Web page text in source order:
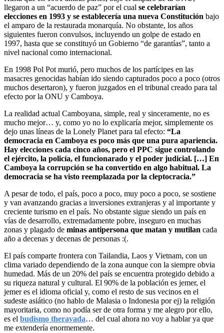
llegaron a un “acuerdo de paz” por el cual se celebrarían
elecciones en 1993 y se establecería una nueva Constitución bajo
el amparo de la restaurada monarquía. No obstante, los años
siguientes fueron convulsos, incluyendo un golpe de estado en
1997, hasta que se constituyó un Gobierno “de garantías”, tanto a
nivel nacional como internacional.
En 1998 Pol Pot murió, pero muchos de los partícipes en las
masacres genocidas habían ido siendo capturados poco a poco (otros
muchos desertaron), y fueron juzgados en el tribunal creado para tal
efecto por la ONU y Camboya.
La realidad actual Camboyana, simple, real y sinceramente, no es
mucho mejor… y, como yo no lo explicaría mejor, simplemente os
dejo unas líneas de la Lonely Planet para tal efecto: “La
democracia en Camboya es poco más que una pura apariencia.
Hay elecciones cada cinco años, pero el PPC sigue controlando
el ejército, la policía, el funcionarado y el poder judicial. […] En
Camboya la corrupción se ha convertido en algo habitual. La
democracia se ha visto reemplazada por la cleptocracia.”
A pesar de todo, el país, poco a poco, muy poco a poco, se sostiene
y van avanzando gracias a inversiones extranjeras y al importante y
creciente turismo en el país. No obstante sigue siendo un país en
vías de desarrollo, extremadamente pobre, inseguro en muchas
zonas y plagado de minas antipersona que matan y mutilan cada
año a decenas y decenas de personas :(.
El país comparte frontera con Tailandia, Laos y Vietnam, con un
clima variado dependiendo de la zona aunque con la siempre obvia
humedad. Más de un 20% del país se encuentra protegido debido a
su riqueza natural y cultural. El 90% de la población es jemer, el
jemer es el idioma oficial y, como el resto de sus vecinos en el
sudeste asiático (no hablo de Malasia o Indonesia por ej) la religión
mayoritaria, como no podía ser de otra forma y me alegro por ello,
es el budismo theravada… del cual ahora no voy a hablar ya que
me extendería enormemente.